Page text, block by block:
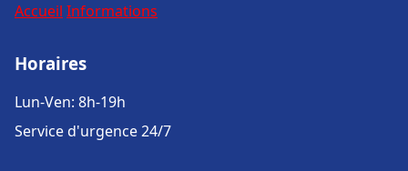
Accueil Informations
Horaires
Lun-Ven: 8h-19h
Service d'urgence 24/7